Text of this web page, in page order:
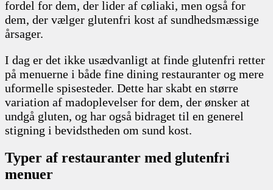
fordel for dem, der lider af cøliaki, men også for
dem, der vælger glutenfri kost af sundhedsmæssige
årsager.
I dag er det ikke usædvanligt at finde glutenfri retter
på menuerne i både fine dining restauranter og mere
uformelle spisesteder. Dette har skabt en større
variation af madoplevelser for dem, der ønsker at
undgå gluten, og har også bidraget til en generel
stigning i bevidstheden om sund kost.
Typer af restauranter med glutenfri
menuer